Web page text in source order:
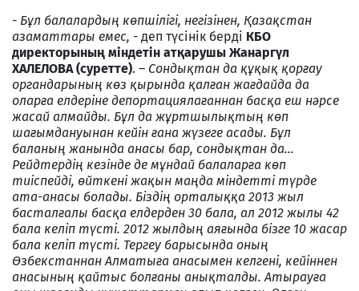
- Бұл балалардың көпшілігі, негізінен, Қазақстан
азаматтары емес, - деп түсінік берді КБО
директорының міндетін атқарушы Жанаргүл
ХАЛЕЛОВА (суретте). – Сондықтан да құқық қорғау
органдарының көз қырында қалған жағдайда да
оларға елдеріне депортациялағаннан басқа еш нәрсе
жасай алмайды. Бұл да жұртшылықтың көп
шағымдануынан кейін ғана жүзеге асады. Бұл
баланың жанында анасы бар, сондықтан да...
Рейдтердің кезінде де мұндай балаларға көп
тиіспейді, өйткені жақын маңда міндетті түрде
ата-анасы болады. Біздің орталыққа 2013 жыл
басталғалы басқа елдерден 30 бала, ал 2012 жылы 42
бала келіп түсті. 2012 жылдың аяғында бізге 10 жасар
бала келіп түсті. Тергеу барысында оның
Өзбекстаннан Алматыға анасымен келгені, кейіннен
анасының қайтыс болғаны анықталды. Атырауға